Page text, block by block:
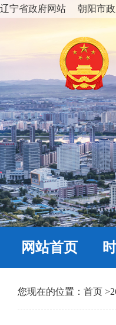
辽宁省政府网站 朝阳市
网站首页
您现在的位置： 首页 >